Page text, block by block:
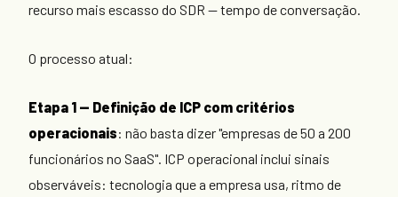
recurso mais escasso do SDR — tempo de conversação.
O processo atual:
Etapa 1 — Definição de ICP com critérios
operacionais: não basta dizer "empresas de 50 a 200
funcionários no SaaS". ICP operacional inclui sinais
observáveis: tecnologia que a empresa usa, ritmo de